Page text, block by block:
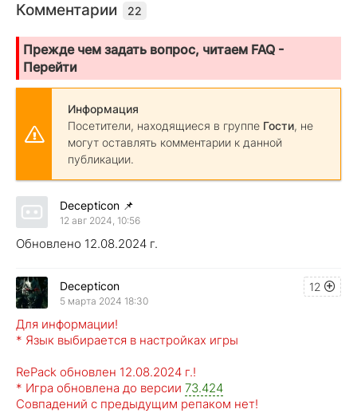
Комментарии 22
Прежде чем задать вопрос, читаем FAQ -
Перейти
Информация
Посетители, находящиеся в группе Гости, не
могут оставлять комментарии к данной
публикации.
Decepticon 📌
12 авг 2024, 10:56
Обновлено 12.08.2024 г.
12
Decepticon
5 марта 2024 18:30
Для информации!
* Язык выбирается в настройках игры
RePack обновлен 12.08.2024 г.!
* Игра обновлена до версии 73.424
Совпадений с предыдущим репаком нет!